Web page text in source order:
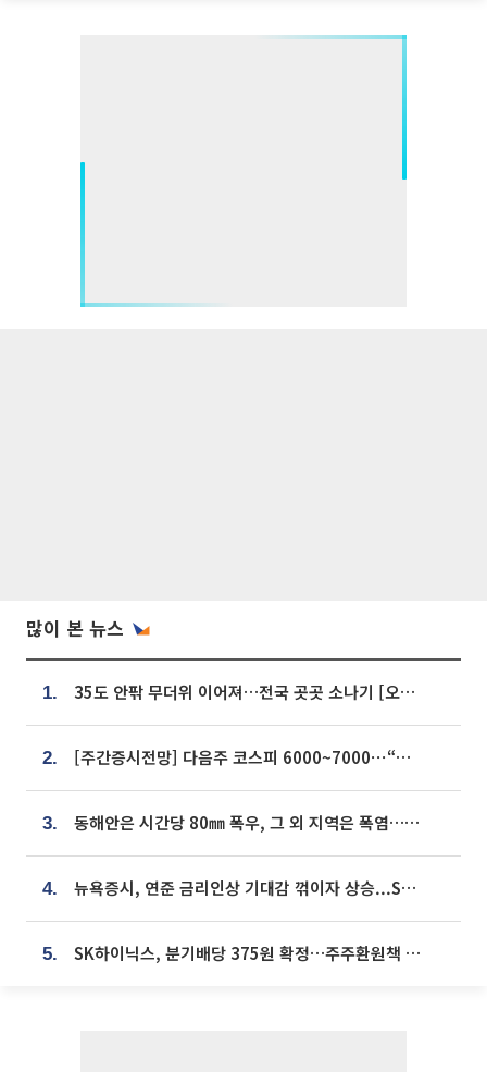
많이 본 뉴스
1. 35도 안팎 무더위 이어져…전국 곳곳 소나기 [오늘 날씨]
2. [주간증시전망] 다음주 코스피 6000~7000⋯“外人 수급은 정책이 변수”
3. 동해안은 시간당 80㎜ 폭우, 그 외 지역은 폭염…‘극과 극 날씨’
4. 뉴욕증시, 연준 금리인상 기대감 꺾이자 상승...S&P500 사상 최고치 [종합]
5. SK하이닉스, 분기배당 375원 확정…주주환원책 9월로 앞당겨 발표